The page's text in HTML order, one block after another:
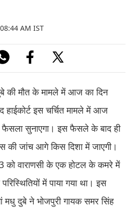
AM IST
की मौत के मामले में आज का दिन
हाईकोर्ट इस चर्चित मामले में आज
सुनाएगा। इस फैसले के बाद ही
की जांच आगे किस दिशा में जाएगी।
को वाराणसी के एक होटल के कमरे में
में पाया गया था। इस
मधु दुबे ने भोजपुरी गायक समर सिंह